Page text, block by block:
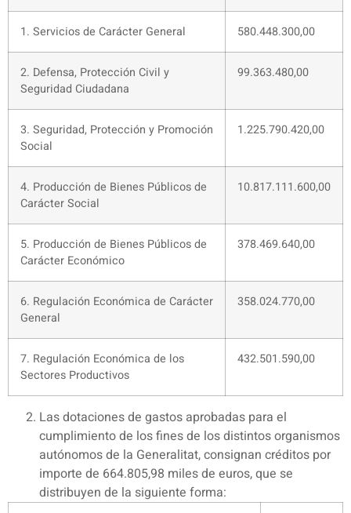
1. Servicios de Carácter General 580.448.300,00
2. Defensa, Protección Civil y
Seguridad Ciudadana
99.363.480,00
3. Seguridad, Protección y Promoción
Social
1.225.790.420,00
4. Producción de Bienes Públicos de
Carácter Social
10.817.111.600,00
5. Producción de Bienes Públicos de
Carácter Económico
378.469.640,00
6. Regulación Económica de Carácter
General
358.024.770,00
7. Regulación Económica de los
Sectores Productivos
432.501.590,00
Las dotaciones de gastos aprobadas para el
cumplimiento de los fines de los distintos organismos
autónomos de la Generalitat, consignan créditos por
importe de 664.805,98 miles de euros, que se
distribuyen de la siguiente forma: